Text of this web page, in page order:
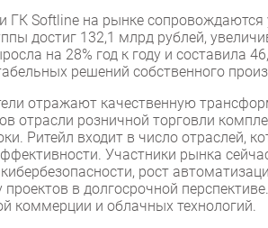
ГК Softline на рынке
достиг 132,1 млрд рублей,
на 28% год к году и составила
решений собственного
отражают качественную
отрасли розничной торговли
Ритейл входит в число отраслей,
Участники рынка
рост
в долгосрочной
коммерции и облачных технологий.